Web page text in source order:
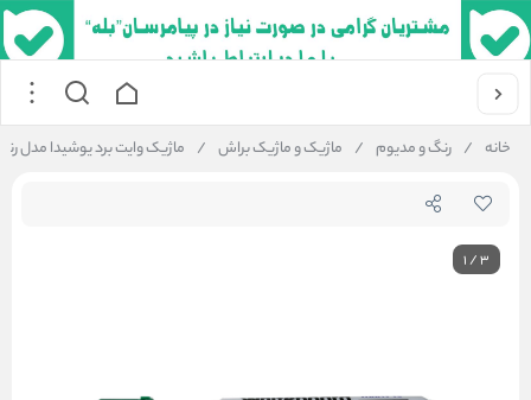
خانه / رنگ و مدیوم / ماژیک و ماژیک براش / ماژیک وایت برد یوشیدا مدل رنگ
1/3